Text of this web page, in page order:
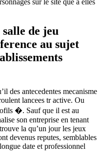
de jeu
au sujet
des antecedentes mecanisme
lancees tr active. Ou
�. Sauf que il est au
son entreprise en tenant
la qu’un jour les jeux
devenus reputes, semblables
date et professionnel